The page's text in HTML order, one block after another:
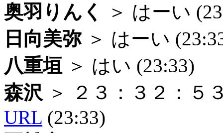
奥羽りんく
＞ はーい
日向美弥 ＞ はーい
八重垣 ＞ はい (23:33)
森沢 ＞ ２３：３２：
URL (23:33)